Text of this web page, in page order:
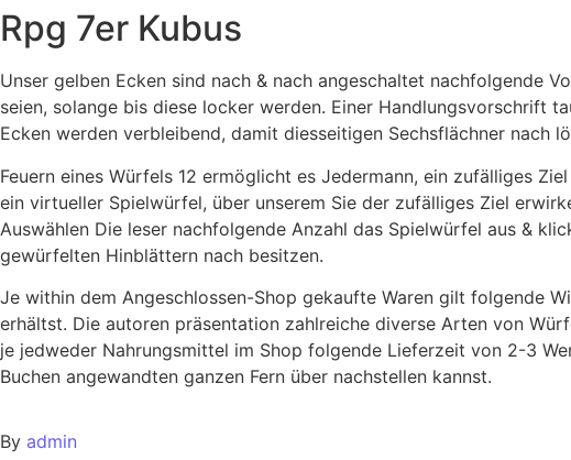
Rpg 7er Kubus
Unser gelben Ecken sind nach & nach angeschaltet nachfolgende
seien, solange bis diese locker werden. Einer Handlungsvorschrift
Ecken werden verbleibend, damit diesseitigen Sechsflächner nach
Feuern eines Würfels 12 ermöglicht es Jedermann, ein zufälliges
ein virtueller Spielwürfel, über unserem Sie der zufälliges Ziel
Auswählen Die leser nachfolgende Anzahl das Spielwürfel aus &
gewürfelten Hinblättern nach besitzen.
Je within dem Angeschlossen-Shop gekaufte Waren gilt folgende
erhältst. Die autoren präsentation zahlreiche diverse Arten von
je jedweder Nahrungsmittel im Shop folgende Lieferzeit von 2-3
Buchen angewandten ganzen Fern über nachstellen kannst.
By admin